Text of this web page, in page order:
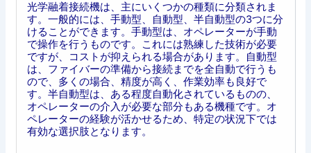
光学融着接続機は、主にいくつかの種類に分類されま
す。一般的には、手動型、自動型、半自動型の3つに分
けることができます。手動型は、オペレーターが手動
で操作を行うものです。これには熟練した技術が必要
ですが、コストが抑えられる場合があります。自動型
は、ファイバーの準備から接続までを全自動で行うも
ので、多くの場合、精度が高く、作業効率も良好で
す。半自動型は、ある程度自動化されているものの、
オペレーターの介入が必要な部分もある機種です。オ
ペレーターの経験が活かせるため、特定の状況下では
有効な選択肢となります。